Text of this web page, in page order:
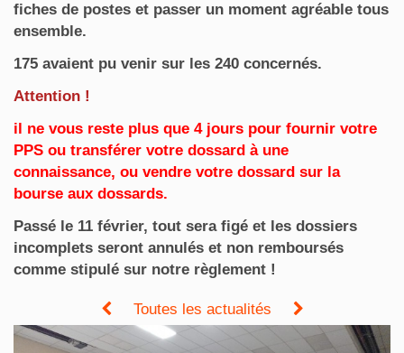
fiches de postes et passer un moment agréable tous
ensemble.
175 avaient pu venir sur les 240 concernés.
Attention !
il ne vous reste plus que 4 jours pour fournir votre
PPS ou transférer votre dossard à une
connaissance, ou vendre votre dossard sur la
bourse aux dossards.
Passé le 11 février, tout sera figé et les dossiers
incomplets seront annulés et non remboursés
comme stipulé sur notre règlement !
Toutes les actualités